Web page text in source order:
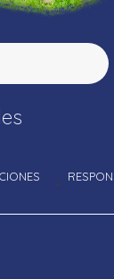
control over